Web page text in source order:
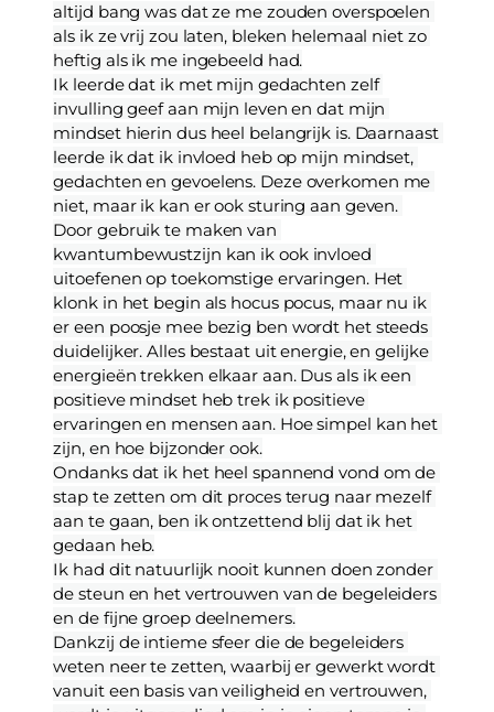
altijd bang was dat ze me zouden overspoelen
als ik ze vrij zou laten, bleken helemaal niet zo
heftig als ik me ingebeeld had.
Ik leerde dat ik met mijn gedachten zelf
invulling geef aan mijn leven en dat mijn
mindset hierin dus heel belangrijk is. Daarnaast
leerde ik dat ik invloed heb op mijn mindset,
gedachten en gevoelens. Deze overkomen me
niet, maar ik kan er ook sturing aan geven.
Door gebruik te maken van
kwantumbewustzijn kan ik ook invloed
uitoefenen op toekomstige ervaringen. Het
klonk in het begin als hocus pocus, maar nu ik
er een poosje mee bezig ben wordt het steeds
duidelijker. Alles bestaat uit energie, en gelijke
energieën trekken elkaar aan. Dus als ik een
positieve mindset heb trek ik positieve
ervaringen en mensen aan. Hoe simpel kan het
zijn, en hoe bijzonder ook.
Ondanks dat ik het heel spannend vond om de
stap te zetten om dit proces terug naar mezelf
aan te gaan, ben ik ontzettend blij dat ik het
gedaan heb.
Ik had dit natuurlijk nooit kunnen doen zonder
de steun en het vertrouwen van de begeleiders
en de fijne groep deelnemers.
Dankzij de intieme sfeer die de begeleiders
weten neer te zetten, waarbij er gewerkt wordt
vanuit een basis van veiligheid en vertrouwen,